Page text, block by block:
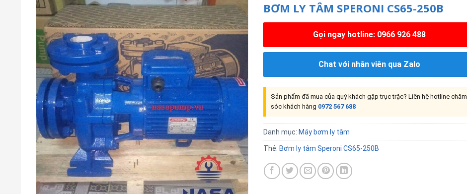
BƠM LY TÂM SPERONI CS65-250B
Gọi ngay hotline: 0966 926 488
Chat với nhân viên qua Zalo
Sản phẩm đã mua của quý khách gặp trục trặc? Liên hệ hotline chăm
sóc khách hàng 0972 567 688
Danh mục: Máy bơm ly tâm
Thẻ: Bơm ly tâm Speroni CS65-250B